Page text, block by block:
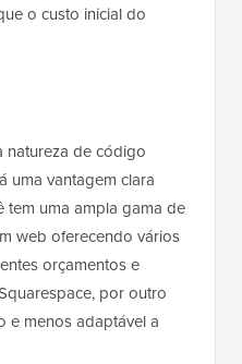
o custo inicial do
natureza de código
uma vantagem clara
tem uma ampla gama de
web oferecendo vários
orçamentos e
por outro
e menos adaptável a